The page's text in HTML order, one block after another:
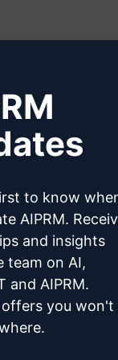
/ Marketing Prompts
para
to know
AIPRM.
and insights
team on AI,
and AIPRM.
offers you won't